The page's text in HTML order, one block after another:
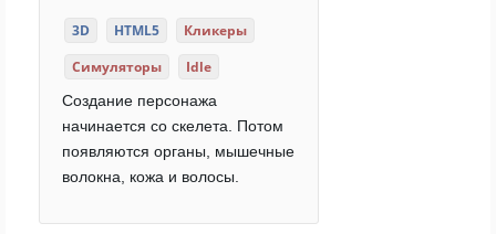
3D HTML5
Кликеры
Симуляторы
Idle
Создание персонажа
начинается со скелета. Потом
появляются органы, мышечные
волокна, кожа и волосы.